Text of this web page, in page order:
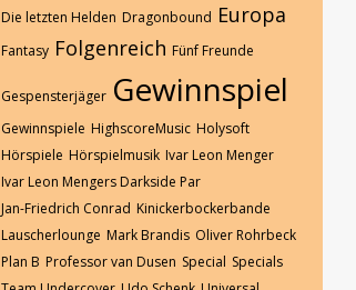
Die letzten Helden Dragonbound Europa
Fantasy Folgenreich Fünf Freunde
Gespensterjäger Gewinnspiel
Gewinnspiele HighscoreMusic Holysoft
Hörspiele Hörspielmusik Ivar Leon Menger
Ivar Leon Mengers Darkside Par
Jan-Friedrich Conrad Kinickerbockerbande
Lauscherlounge Mark Brandis Oliver Rohrbeck
Plan B Professor van Dusen Special Specials